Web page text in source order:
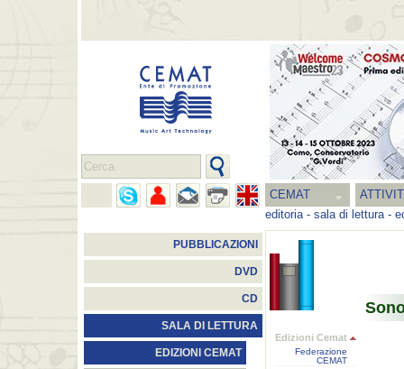
CEMAT
editoria- sala di lettura-
PUBBLICAZIONI
DVD
CD
SALA DI LETTURA
EDIZIONI CEMAT
Edizioni Cemat
Federazione
CEMAT